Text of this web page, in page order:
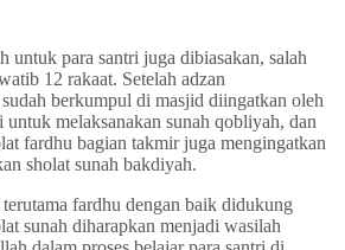
untuk para santri juga dibiasakan, salah
12 rakaat. Setelah adzan
berkumpul di masjid diingatkan oleh
melaksanakan sunah qobliyah, dan
fardhu bagian takmir juga mengingatkan
sholat sunah bakdiyah.
fardhu dengan baik didukung
sunah diharapkan menjadi wasilah